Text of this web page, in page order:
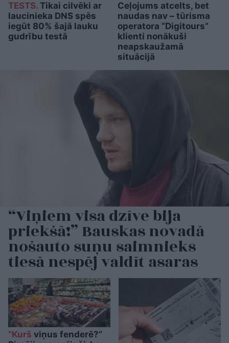
TESTS. Tikai cilvēki ar
laucinieka DNS spēs
iegūt 80% šajā lauku
gudrību testā
Ceļojums atcelts, bet
naudas nav – tūrisma
operatora “Digitours”
klienti nonākuši
neapskaužamā
situācijā
“Viņiem visa dzīve bija
priekšā!” Bauskas novadā
nošauto suņu saimnieks
tiesā nespēj valdīt asaras
“Kurš viņus fenderē?”